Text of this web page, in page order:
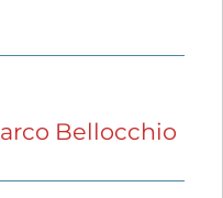
Bellocchio